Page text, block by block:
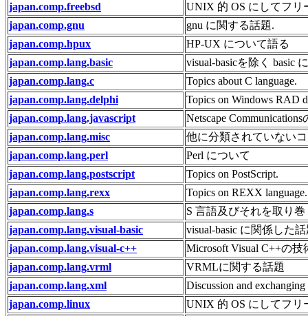
japan.comp.freebsd
UNIX 的 OS にしてフリ
japan.comp.gnu
gnu に関する話題.
japan.comp.hpux
HP-UX について語る
japan.comp.lang.basic
visual-basicを除く basic
japan.comp.lang.c
Topics about C language.
japan.comp.lang.delphi
Topics on Windows RAD
japan.comp.lang.javascript
Netscape
japan.comp.lang.misc
他に分類されていない
japan.comp.lang.perl
Perl について
japan.comp.lang.postscript
Topics on PostScript.
japan.comp.lang.rexx
Topics on REXX language.
japan.comp.lang.s
S 言語及びそれを取り
japan.comp.lang.visual-basic
visual-basic に関係した
japan.comp.lang.visual-c++
Microsoft Visual C++の
japan.comp.lang.vrml
VRMLに関する話題
japan.comp.lang.xml
Discussion and
japan.comp.linux
UNIX 的 OS にしてフリ